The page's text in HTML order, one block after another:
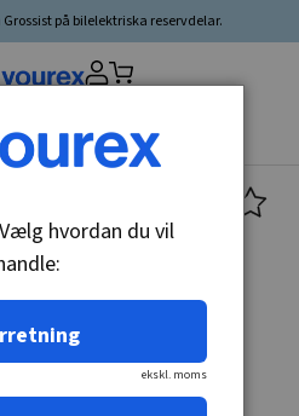
på bilelektriska reservdelar.
▼
hvordan du vil
ekskl. moms